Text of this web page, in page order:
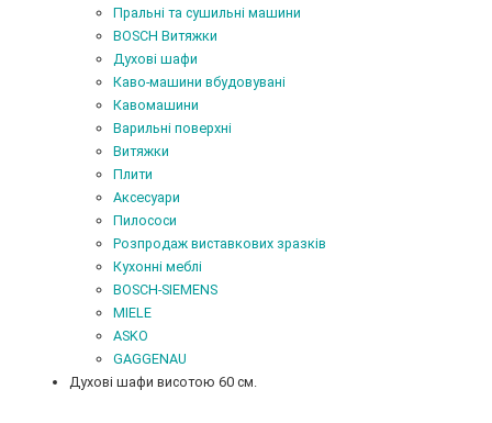
Пральні та сушильні машини
BOSCH Витяжки
Духові шафи
Каво-машини вбудовувані
Кавомашини
Варильні поверхні
Витяжки
Плити
Аксесуари
Пилососи
Розпродаж виставкових зразків
Кухонні меблі
BOSCH-SIEMENS
MIELE
ASKO
GAGGENAU
Духові шафи висотою 60 см.